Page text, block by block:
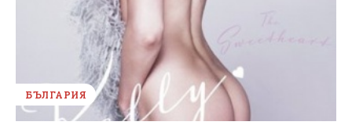
БЪЛГАРИЯ